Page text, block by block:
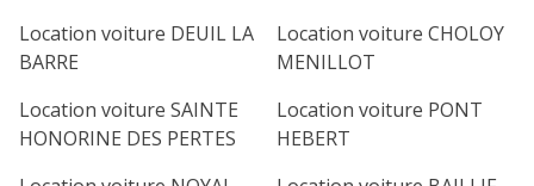
Location voiture DEUIL LA
BARRE
Location voiture CHOLOY
MENILLOT
Location voiture SAINTE
HONORINE DES PERTES
Location voiture PONT
HEBERT